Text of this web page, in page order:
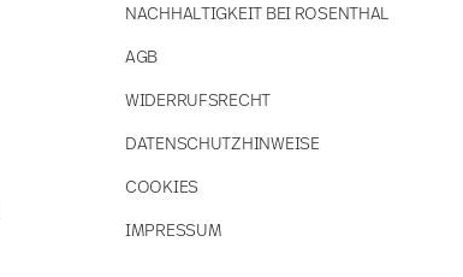
NACHHALTIGKEIT BEI ROSENTHAL
AGB
WIDERRUFSRECHT
DATENSCHUTZHINWEISE
COOKIES
IMPRESSUM